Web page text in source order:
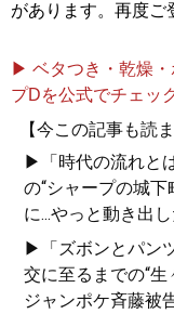
があります。再度ご
▶ ベタつき・乾燥
プDを公式でチェッ
【今この記事も読
▶「時代の流れと
の“シャープの城
に...やっと動き出
▶「ズボンとパン
交に至るまでの“
ジャンポケ斉藤被